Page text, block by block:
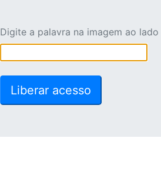
Digite a palavra na imagem ao